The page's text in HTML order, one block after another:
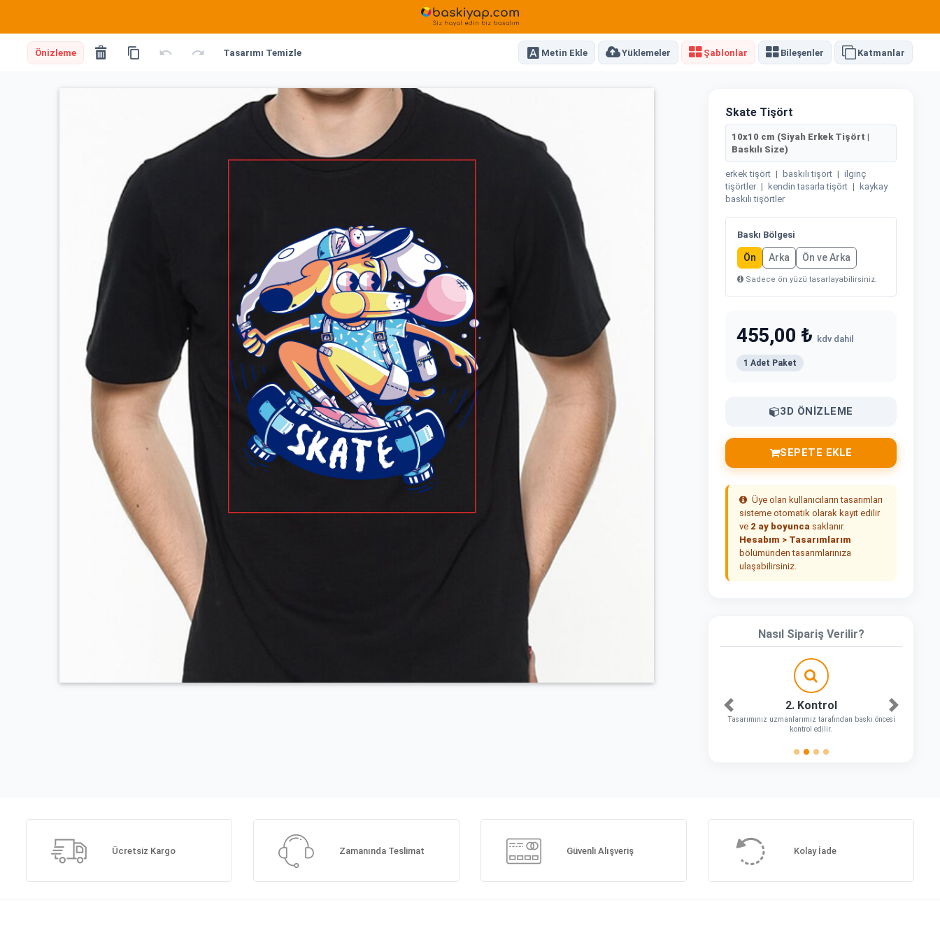
Önizleme Tasarımı Temizle Metin Ekle Yüklemeler Şablonlar Bileşenler Katmanlar
Skate Tişört
10x10 cm (Siyah Erkek Tişört |
Baskılı Size)
erkek tişört | baskılı tişört | ilginç
tişörtler | kendin tasarla tişört |
kaykay
baskılı tişörtler
Baskı Bölgesi
Ön Arka Ön ve Arka
Sadece ön yüzü tasarlayabilirsiniz.
455,00 ₺ kdv dahil
1 Adet Paket
3D ÖNIZLEME
SEPETE EKLE
Üye olan kullanıcıların tasarımları
sisteme otomatik olarak kayıt edilir
ve 2 ay boyunca saklanır.
Hesabım > Tasarımlarım
bölümünden tasarımlarınıza
ulaşabilirsiniz.
Nasıl Sipariş Verilir?
2. Kontrol
Tasarımınız uzmanlarımız tarafından baskı öncesi
kontrol edilir.
Önceki Sonraki
Ücretsiz Kargo Zamanında Teslimat Güvenli Alışveriş Kolay İade